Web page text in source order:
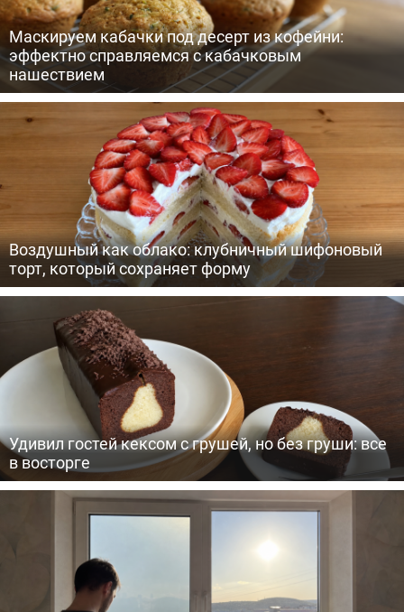
Маскируем кабачки под десерт из кофейни:
эффектно справляемся с кабачковым
нашествием
Воздушный как облако: клубничный шифоновый
торт, который сохраняет форму
Удивил гостей кексом с грушей, но без груши: все
в восторге